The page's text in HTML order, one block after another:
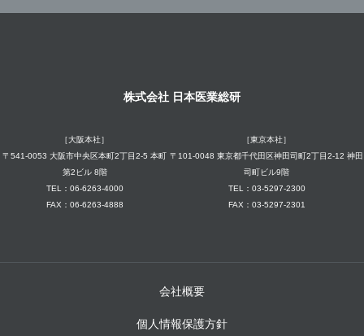
株式会社 日本医業総研
［大阪本社］
〒541-0053 大阪市中央区本町2丁目2-5 本町
第2ビル 8階
TEL：06-6263-4000
FAX：06-6263-4888
［東京本社］
〒101-0048 東京都千代田区神田司町2丁目2-12 神田
司町ビル9階
TEL：03-5297-2300
FAX：03-5297-2301
会社概要
個人情報保護方針